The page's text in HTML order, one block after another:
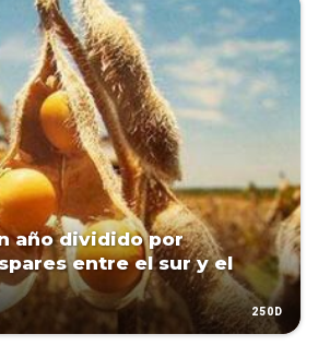
año dividido por
entre el sur y el
250D